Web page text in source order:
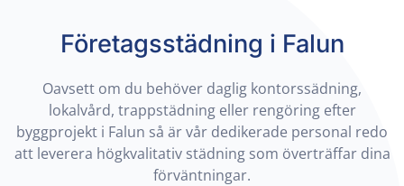
Företagsstädning i Falun
Oavsett om du behöver daglig kontorssädning,
lokalvård, trappstädning eller rengöring efter
byggprojekt i Falun så är vår dedikerade personal redo
att leverera högkvalitativ städning som överträffar dina
förväntningar.